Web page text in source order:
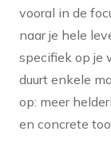
vooral in de
naar je hele
specifiek op je
duurt enkele
op: meer
en concrete